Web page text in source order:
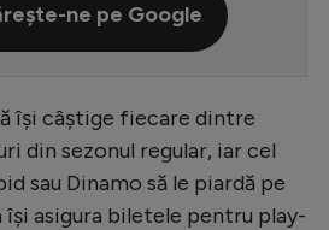
ne pe Google
își câștige fiecare dintre
din sezonul regular, iar cel
sau Dinamo să le piardă pe
își asigura biletele pentru play-